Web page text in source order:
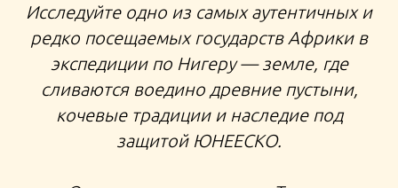
АГАДЕС
Исследуйте одно из самых аутентичных и
редко посещаемых государств Африки в
экспедиции по Нигеру — земле, где
сливаются воедино древние пустыни,
кочевые традиции и наследие под
защитой ЮНЕЕСКО.